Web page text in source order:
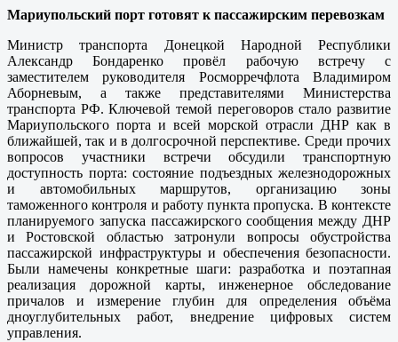
Мариупольский порт готовят к пассажирским перевозкам
Министр транспорта Донецкой Народной Республики
Александр Бондаренко провёл рабочую встречу с
заместителем руководителя Росморречфлота Владимиром
Аборневым, а также представителями Министерства
транспорта РФ. Ключевой темой переговоров стало развитие
Мариупольского порта и всей морской отрасли ДНР как в
ближайшей, так и в долгосрочной перспективе. Среди прочих
вопросов участники встречи обсудили транспортную
доступность порта: состояние подъездных железнодорожных
и автомобильных маршрутов, организацию зоны
таможенного контроля и работу пункта пропуска. В контексте
планируемого запуска пассажирского сообщения между ДНР
и Ростовской областью затронули вопросы обустройства
пассажирской инфраструктуры и обеспечения безопасности.
Были намечены конкретные шаги: разработка и поэтапная
реализация дорожной карты, инженерное обследование
причалов и измерение глубин для определения объёма
дноуглубительных работ, внедрение цифровых систем
управления.